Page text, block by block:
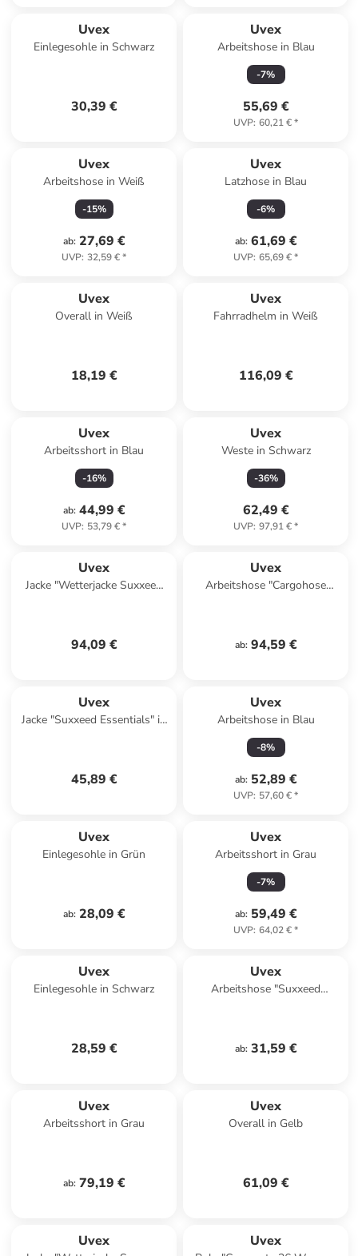
Uvex
Einlegesohle in Schwarz
30,39 €
Uvex
Arbeitshose in Blau
-7%
55,69 €
UVP: 60,21 €*
Uvex
Arbeitshose in Weiß
-15%
ab: 27,69 €
UVP: 32,59 €*
Uvex
Latzhose in Blau
-6%
ab: 61,69 €
UVP: 65,69 €*
Uvex
Overall in Weiß
18,19 €
Uvex
Fahrradhelm in Weiß
116,09 €
Uvex
Arbeitsshort in Blau
-16%
ab: 44,99 €
UVP: 53,79 €*
Uvex
Weste in Schwarz
-36%
62,49 €
UVP: 97,91 €*
Uvex
Jacke "Wetterjacke Suxxeed
94,09 €
Uvex
Arbeitshose "Cargohose
ab: 94,59 €
Uvex
Jacke "Suxxeed Essentials" in
45,89 €
Uvex
Arbeitshose in Blau
-8%
ab: 52,89 €
UVP: 57,60 €*
Uvex
Einlegesohle in Grün
ab: 28,09 €
Uvex
Arbeitsshort in Grau
-7%
ab: 59,49 €
UVP: 64,02 €*
Uvex
Einlegesohle in Schwarz
28,59 €
Uvex
Arbeitshose "Suxxeed
ab: 31,59 €
Uvex
Arbeitsshort in Grau
ab: 79,19 €
Uvex
Overall in Gelb
61,09 €
Uvex Uvex